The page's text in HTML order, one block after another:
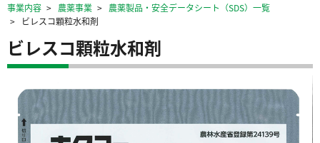
事業内容 農薬事業
農薬製品・安全データシート（SDS）一覧
ビレスコ顆粒水和剤
ビレスコ顆粒水和剤